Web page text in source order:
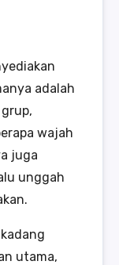
adalah
wajah
juga
unggah
utama,